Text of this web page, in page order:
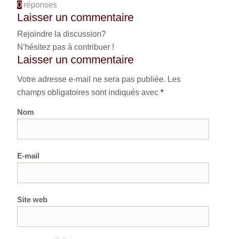
0 réponses
Laisser un commentaire
Rejoindre la discussion?
N'hésitez pas à contribuer !
Laisser un commentaire
Votre adresse e-mail ne sera pas publiée. Les
champs obligatoires sont indiqués avec *
Nom
E-mail
Site web